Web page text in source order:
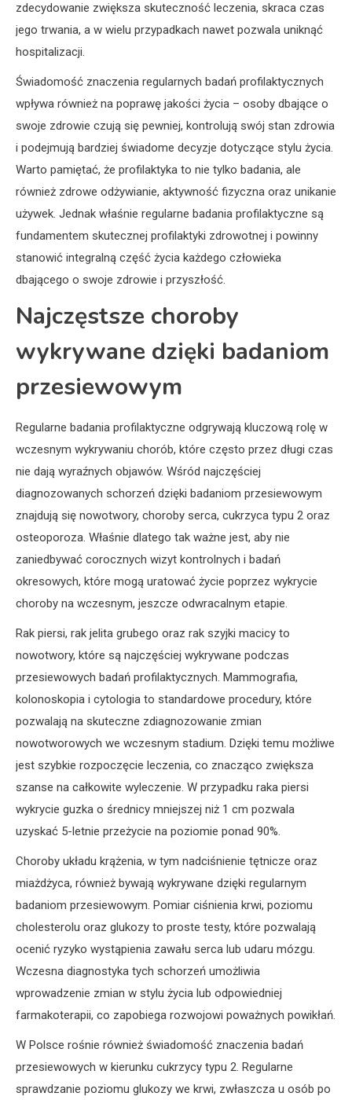
zdecydowanie zwiększa skuteczność leczenia, skraca czas
jego trwania, a w wielu przypadkach nawet pozwala uniknąć
hospitalizacji.
Świadomość znaczenia regularnych badań profilaktycznych
wpływa również na poprawę jakości życia – osoby dbające o
swoje zdrowie czują się pewniej, kontrolują swój stan zdrowia
i podejmują bardziej świadome decyzje dotyczące stylu życia.
Warto pamiętać, że profilaktyka to nie tylko badania, ale
również zdrowe odżywianie, aktywność fizyczna oraz unikanie
używek. Jednak właśnie regularne badania profilaktyczne są
fundamentem skutecznej profilaktyki zdrowotnej i powinny
stanowić integralną część życia każdego człowieka
dbającego o swoje zdrowie i przyszłość.
Najczęstsze choroby
wykrywane dzięki badaniom
przesiewowym
Regularne badania profilaktyczne odgrywają kluczową rolę w
wczesnym wykrywaniu chorób, które często przez długi czas
nie dają wyraźnych objawów. Wśród najczęściej
diagnozowanych schorzeń dzięki badaniom przesiewowym
znajdują się nowotwory, choroby serca, cukrzyca typu 2 oraz
osteoporoza. Właśnie dlatego tak ważne jest, aby nie
zaniedbywać corocznych wizyt kontrolnych i badań
okresowych, które mogą uratować życie poprzez wykrycie
choroby na wczesnym, jeszcze odwracalnym etapie.
Rak piersi, rak jelita grubego oraz rak szyjki macicy to
nowotwory, które są najczęściej wykrywane podczas
przesiewowych badań profilaktycznych. Mammografia,
kolonoskopia i cytologia to standardowe procedury, które
pozwalają na skuteczne zdiagnozowanie zmian
nowotworowych we wczesnym stadium. Dzięki temu możliwe
jest szybkie rozpoczęcie leczenia, co znacząco zwiększa
szanse na całkowite wyleczenie. W przypadku raka piersi
wykrycie guzka o średnicy mniejszej niż 1 cm pozwala
uzyskać 5-letnie przeżycie na poziomie ponad 90%.
Choroby układu krążenia, w tym nadciśnienie tętnicze oraz
miażdżyca, również bywają wykrywane dzięki regularnym
badaniom przesiewowym. Pomiar ciśnienia krwi, poziomu
cholesterolu oraz glukozy to proste testy, które pozwalają
ocenić ryzyko wystąpienia zawału serca lub udaru mózgu.
Wczesna diagnostyka tych schorzeń umożliwia
wprowadzenie zmian w stylu życia lub odpowiedniej
farmakoterapii, co zapobiega rozwojowi poważnych powikłań.
W Polsce rośnie również świadomość znaczenia badań
przesiewowych w kierunku cukrzycy typu 2. Regularne
sprawdzanie poziomu glukozy we krwi, zwłaszcza u osób po